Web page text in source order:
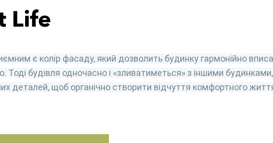
Life
є колір фасаду, який дозволить будинку гармонійно
будівля одночасно і «зливатиметься» з іншими будинками,
деталей, щоб органічно створити відчуття комфортного